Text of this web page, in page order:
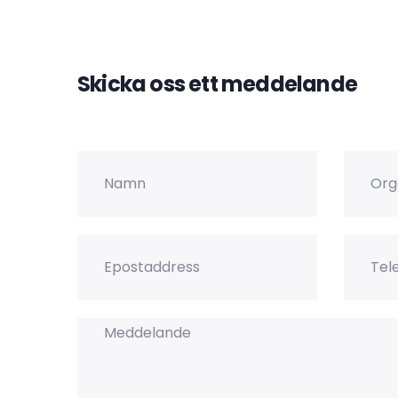
Skicka oss ett meddelande
Meddelande